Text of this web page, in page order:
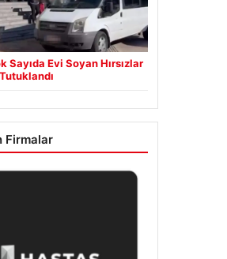
Sayıda Evi Soyan Hırsızlar
Firmalar